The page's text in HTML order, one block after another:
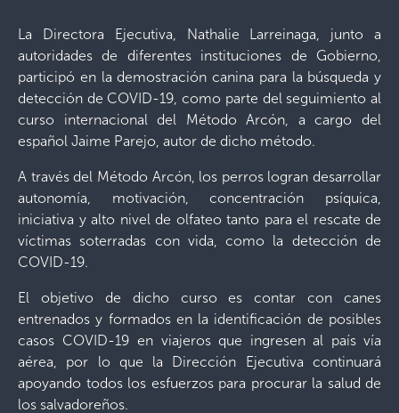
La Directora Ejecutiva, Nathalie Larreinaga, junto a
autoridades de diferentes instituciones de Gobierno,
participó en la demostración canina para la búsqueda y
detección de COVID-19, como parte del seguimiento al
curso internacional del Método Arcón, a cargo del
español Jaime Parejo, autor de dicho método.
A través del Método Arcón, los perros logran desarrollar
autonomía, motivación, concentración psíquica,
iniciativa y alto nivel de olfateo tanto para el rescate de
víctimas soterradas con vida, como la detección de
COVID-19.
El objetivo de dicho curso es contar con canes
entrenados y formados en la identificación de posibles
casos COVID-19 en viajeros que ingresen al país vía
aérea, por lo que la Dirección Ejecutiva continuará
apoyando todos los esfuerzos para procurar la salud de
los salvadoreños.